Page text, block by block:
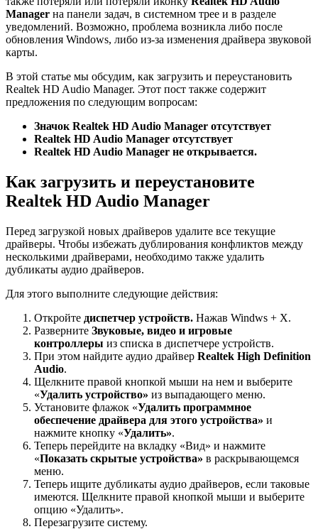
Manager на панели задач, в системном трее и в разделе
уведомлений. Возможно, проблема возникла либо после
обновления Windows, либо из-за изменения драйвера звуковой
карты.
В этой статье мы обсудим, как загрузить и переустановить
Realtek HD Audio Manager. Этот пост также содержит
предложения по следующим вопросам:
Значок Realtek HD Audio Manager отсутствует
Realtek HD Audio Manager отсутствует
Realtek HD Audio Manager не открывается.
Как загрузить и переустановите
Realtek HD Audio Manager
Перед загрузкой новых драйверов удалите все текущие
драйверы. Чтобы избежать дублирования конфликтов между
несколькими драйверами, необходимо также удалить
дубликаты аудио драйверов.
Для этого выполните следующие действия:
Откройте диспетчер устройств. Нажав Windws + X.
Разверните Звуковые, видео и игровые
контроллеры из списка в диспетчере устройств.
При этом найдите аудио драйвер Realtek High Definition
Audio.
Щелкните правой кнопкой мыши на нем и выберите
«Удалить устройство» из выпадающего меню.
Установите флажок «Удалить программное
обеспечение драйвера для этого устройства» и
нажмите кнопку «Удалить».
Теперь перейдите на вкладку «Вид» и нажмите
«Показать скрытые устройства» в раскрывающемся
меню.
Теперь ищите дубликаты аудио драйверов, если таковые
имеются. Щелкните правой кнопкой мыши и выберите
опцию «Удалить».
Перезагрузите систему.